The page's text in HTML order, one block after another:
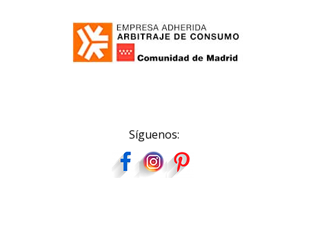
Síguenos: